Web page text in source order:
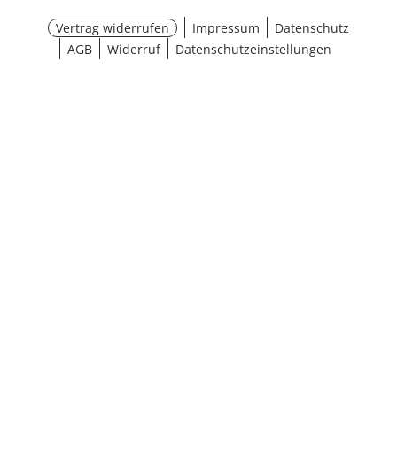
Vertrag widerrufen Impressum
Datenschutz
AGB
Widerruf Datenschutzeinstellungen